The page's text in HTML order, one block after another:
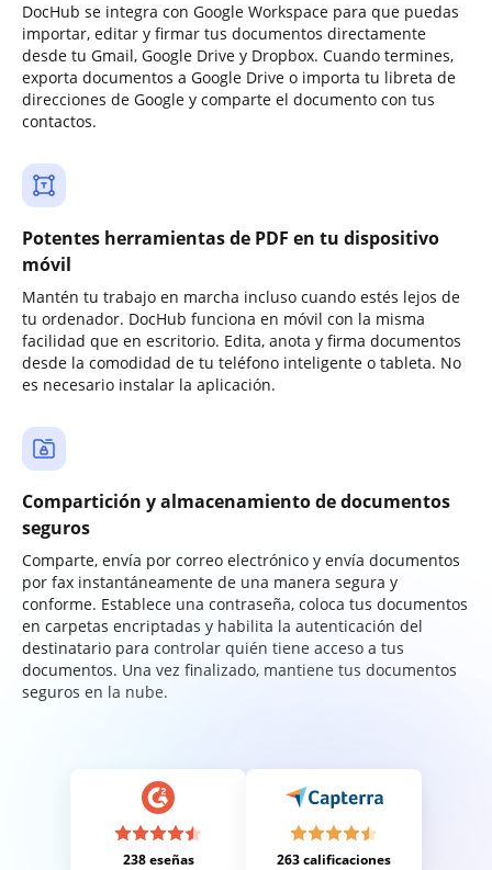
DocHub se integra con Google Workspace para que puedas
importar, editar y firmar tus documentos directamente
desde tu Gmail, Google Drive y Dropbox. Cuando termines,
exporta documentos a Google Drive o importa tu libreta de
direcciones de Google y comparte el documento con tus
contactos.
Potentes herramientas de PDF en tu dispositivo
móvil
Mantén tu trabajo en marcha incluso cuando estés lejos de
tu ordenador. DocHub funciona en móvil con la misma
facilidad que en escritorio. Edita, anota y firma documentos
desde la comodidad de tu teléfono inteligente o tableta. No
es necesario instalar la aplicación.
Compartición y almacenamiento de documentos
seguros
Comparte, envía por correo electrónico y envía documentos
por fax instantáneamente de una manera segura y
conforme. Establece una contraseña, coloca tus documentos
en carpetas encriptadas y habilita la autenticación del
destinatario para controlar quién tiene acceso a tus
documentos. Una vez finalizado, mantiene tus documentos
seguros en la nube.
238 eseñas 263 calificaciones